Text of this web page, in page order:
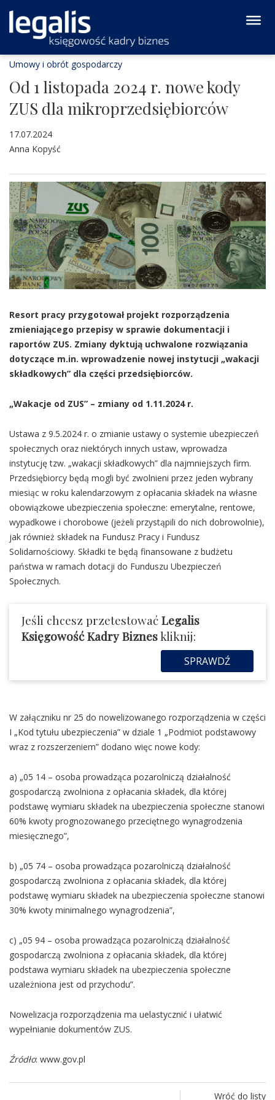
Umowy i obrót gospodarczy
Od 1 listopada 2024 r. nowe kody
ZUS dla mikroprzedsiębiorców
17.07.2024
Anna Kopyść
Resort pracy przygotował projekt rozporządzenia
zmieniającego przepisy w sprawie dokumentacji i
raportów ZUS. Zmiany dyktują uchwalone rozwiązania
dotyczące m.in. wprowadzenie nowej instytucji „wakacji
składkowych” dla części przedsiębiorców.
„Wakacje od ZUS” – zmiany od 1.11.2024 r.
Ustawa z 9.5.2024 r. o zmianie ustawy o systemie ubezpieczeń
społecznych oraz niektórych innych ustaw, wprowadza
instytucję tzw. „wakacji składkowych” dla najmniejszych firm.
Przedsiębiorcy będą mogli być zwolnieni przez jeden wybrany
miesiąc w roku kalendarzowym z opłacania składek na własne
obowiązkowe ubezpieczenia społeczne: emerytalne, rentowe,
wypadkowe i chorobowe (jeżeli przystąpili do nich dobrowolnie),
jak również składek na Fundusz Pracy i Fundusz
Solidarnościowy. Składki te będą finansowane z budżetu
państwa w ramach dotacji do Funduszu Ubezpieczeń
Społecznych.
Jeśli chcesz przetestowaćLegalis
Księgowość Kadry Bizneskliknij:
SPRAWDŹ
W załączniku nr 25 do nowelizowanego rozporządzenia w części
I „Kod tytułu ubezpieczenia” w dziale 1 „Podmiot podstawowy
wraz z rozszerzeniem” dodano więc nowe kody:
a) „05 14 – osoba prowadząca pozarolniczą działalność
gospodarczą zwolniona z opłacania składek, dla której
podstawę wymiaru składek na ubezpieczenia społeczne stanowi
60% kwoty prognozowanego przeciętnego wynagrodzenia
miesięcznego”,
b) „05 74 – osoba prowadząca pozarolniczą działalność
gospodarczą zwolniona z opłacania składek, dla której
podstawę wymiaru składek na ubezpieczenia społeczne stanowi
30% kwoty minimalnego wynagrodzenia”,
c) „05 94 – osoba prowadząca pozarolniczą działalność
gospodarczą zwolniona z opłacania składek, dla której
podstawa wymiaru składek na ubezpieczenia społeczne
uzależniona jest od przychodu”.
Nowelizacja rozporządzenia ma uelastycznić i ułatwić
wypełnianie dokumentów ZUS.
Źródło: www.gov.pl
Wróć do listy